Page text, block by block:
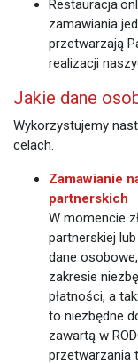
zamawiania
przetwarzają
realizacji
Jakie dane
Wykorzystujemy
celach.
Zamawianie
partnerskich
W momencie
partnerskiej
dane
zakresie
płatności, a
to niezbędne
zawartą w
przetwarzania